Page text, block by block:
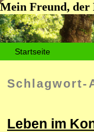
Mein Freund, der
Startseite
Schlagwort-
Leben im